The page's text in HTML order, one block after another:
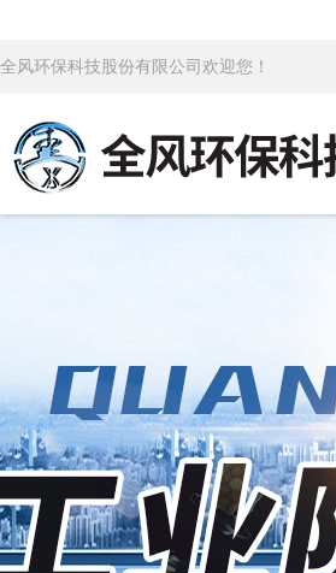
全风环保科技股份有限公司欢迎您！